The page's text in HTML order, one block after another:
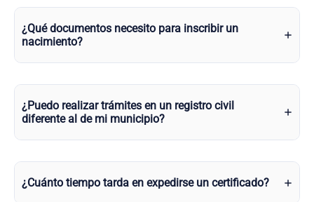
¿Qué documentos necesito para inscribir un
nacimiento?
¿Puedo realizar trámites en un registro civil
diferente al de mi municipio?
¿Cuánto tiempo tarda en expedirse un certificado?